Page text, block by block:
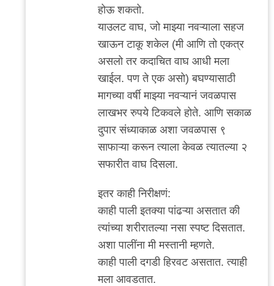
होऊ शकतो.
याउलट वाघ, जो माझ्या नवऱ्याला सहज
खाऊन टाकू शकेल (मी आणि तो एकत्र
असलो तर कदाचित वाघ आधी मला
खाईल. पण ते एक असो) बघण्यासाठी
मागच्या वर्षी माझ्या नवऱ्यानं जवळपास
लाखभर रुपये टिकवले होते. आणि सकाळ
दुपार संध्याकाळ अशा जवळपास ९
साफाऱ्या करून त्याला केवळ त्यातल्या २
सफारीत वाघ दिसला.
इतर काही निरीक्षणं:
काही पाली इतक्या पांढऱ्या असतात की
त्यांच्या शरीरातल्या नसा स्पष्ट दिसतात.
अशा पालींना मी मस्तानी म्हणते.
काही पाली दगडी हिरवट असतात. त्याही
मला आवडतात.